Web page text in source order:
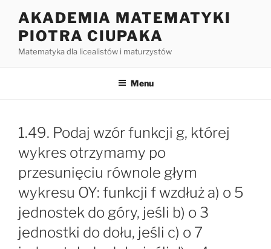
treści
AKADEMIA MATEMATYKI
PIOTRA CIUPAKA
Matematyka dla licealistów i maturzystów
Menu
1.49. Podaj wzór funkcji g, której
wykres otrzymamy po
przesunięciu równole głym
wykresu OY: funkcji f wzdłuż a) o 5
jednostek do góry, jeśli b) o 3
jednostki do dołu, jeśli c) o 7